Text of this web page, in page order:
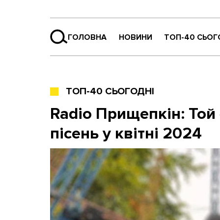
ГОЛОВНА НОВИНИ ТОП-40
ТОП-40 СЬОГОДНІ
Radio Прищепкін:
пісень у квітні 2024